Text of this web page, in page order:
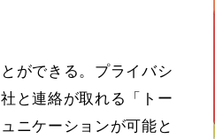
ができる。プライバシ
と連絡が取れる「トー
ニケーションが可能と